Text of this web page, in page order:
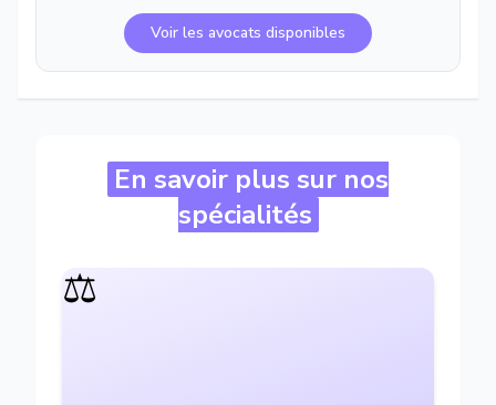
Voir les avocats disponibles
En savoir plus sur nos
spécialités
⚖️